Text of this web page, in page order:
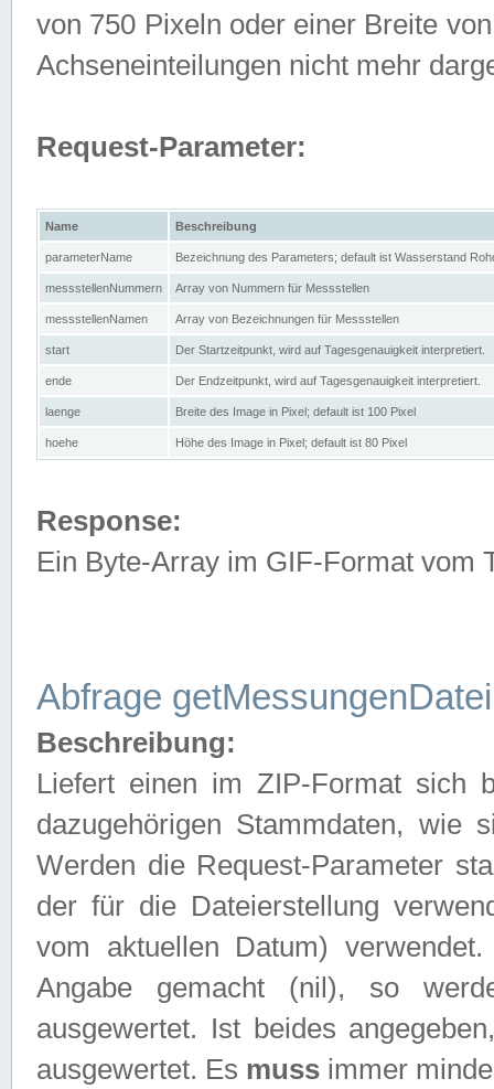
von 750 Pixeln oder einer Breite
Achseneinteilungen nicht mehr
Request-Parameter:
Name Beschreibung
parameterName Bezeichnung des Parameters; default ist Wasserstand
messstellenNummern Array von Nummern für Messstellen
messstellenNamen Array von Bezeichnungen für Messstellen
start Der Startzeitpunkt, wird auf Tagesgenauigkeit interpretiert.
ende Der Endzeitpunkt, wird auf Tagesgenauigkeit interpretiert.
laenge Breite des Image in Pixel; default ist 100 Pixel
hoehe Höhe des Image in Pixel; default ist 80 Pixel
Response:
Ein Byte-Array im GIF-Format vom
Abfrage getMessungenDatei
Beschreibung:
Liefert einen im ZIP-Format sich
dazugehörigen Stammdaten, wie
Werden die Request-Parameter
der für die Dateierstellung
vom aktuellen Datum)
Angabe gemacht (nil), so
ausgewertet. Ist beides
ausgewertet. Es muss immer